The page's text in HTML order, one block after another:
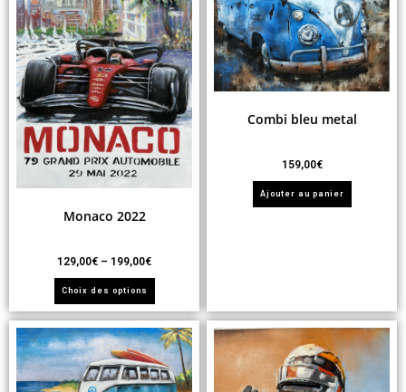
Monaco 2022
129,00€ – 199,00€
Choix des options
Combi bleu metal
159,00€
Ajouter au panier